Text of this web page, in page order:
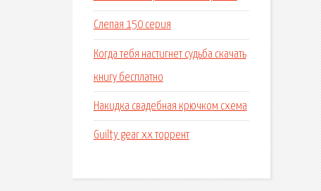
Слепая 150 серия
Когда тебя настигнет судьба скачать
книгу бесплатно
Накидка свадебная крючком схема
Guilty gear xx торрент